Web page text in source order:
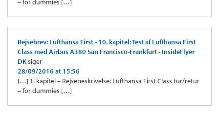
– for dummies […]
Rejsebrev: Lufthansa First - 10. kapitel: Test af Lufthansa First
Class med Airbus A380 San Francisco-Frankfurt - InsideFlyer
DKsiger
28/09/2016 at 15:56
[…] 1. kapitel – Rejsebeskrivelse: Lufthansa First Class tur/retur
– for dummies […]